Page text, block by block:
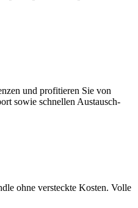
und profitieren Sie von
sowie schnellen Austausch-
ohne versteckte Kosten. Volle